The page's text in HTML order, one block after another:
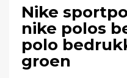
Nike
nike polos
polo
groen